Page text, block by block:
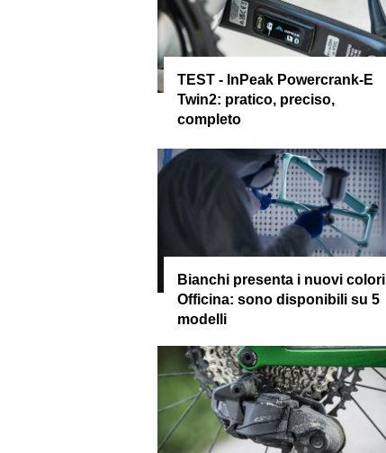
TEST - InPeak Powercrank-E
Twin2: pratico, preciso,
completo
Bianchi presenta i nuovi colori
Officina: sono disponibili su 5
modelli